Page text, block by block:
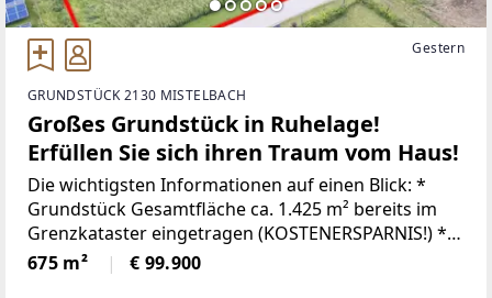
Gestern
GRUNDSTÜCK 2130 MISTELBACH
Großes Grundstück in Ruhelage!
Erfüllen Sie sich ihren Traum vom Haus!
Die wichtigsten Informationen auf einen Blick: *
Grundstück Gesamtfläche ca. 1.425 m² bereits im
Grenzkataster eingetragen (KOSTENERSPARNIS!) *
Baugrund 1: 675m2 (Kaufpreis: 99.900€) * Baugrund
2: 666m2 + 84m2 Fahne (somit insgesamt
675 m² € 99.900